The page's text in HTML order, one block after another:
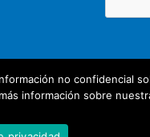
no confidencial
información sobre